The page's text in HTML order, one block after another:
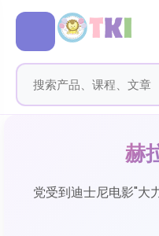
赫
党受到迪士尼电影"大